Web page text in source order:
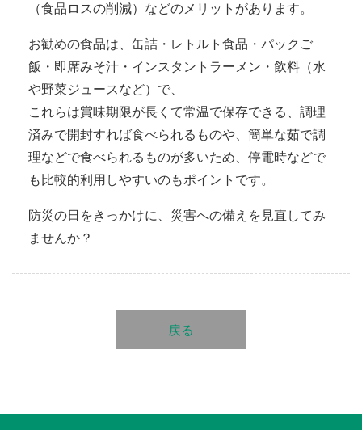
（食品ロスの削減）などのメリットがあります。
お勧めの食品は、缶詰・レトルト食品・パックご
飯・即席みそ汁・インスタントラーメン・飲料（水
や野菜ジュースなど）で、
これらは賞味期限が長くて常温で保存できる、調理
済みで開封すれば食べられるものや、簡単な茹で調
理などで食べられるものが多いため、停電時などで
も比較的利用しやすいのもポイントです。
防災の日をきっかけに、災害への備えを見直してみ
ませんか？
戻る